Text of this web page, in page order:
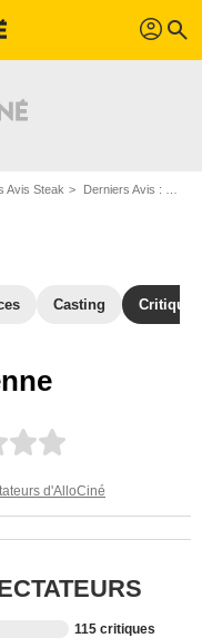
profil search
Avis Steak Derniers Avis : Steak - Page 9
Casting
d'AlloCiné
115 critiques